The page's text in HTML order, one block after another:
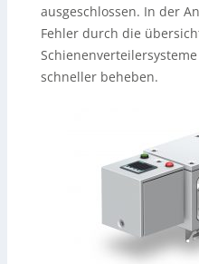
ausgeschlossen. In der
Fehler durch die
schneller beheben.